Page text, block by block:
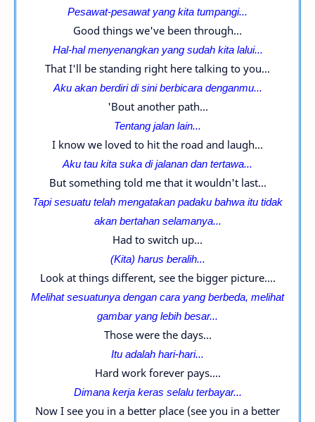
Pesawat-pesawat yang kita tumpangi...
Good things we've been through...
Hal-hal menyenangkan yang sudah kita lalui...
That I'll be standing right here talking to you...
Aku akan berdiri di sini berbicara denganmu...
'Bout another path...
Tentang jalan lain...
I know we loved to hit the road and laugh...
Aku tau kita suka di jalanan dan tertawa...
But something told me that it wouldn't last...
Tapi sesuatu telah mengatakan padaku bahwa itu tidak
akan bertahan selamanya...
Had to switch up...
(Kita) harus beralih...
Look at things different, see the bigger picture....
Melihat sesuatunya dengan cara yang berbeda, melihat
gambar yang lebih besar...
Those were the days...
Itu adalah hari-hari...
Hard work forever pays....
Dimana kerja keras selalu terbayar...
Now I see you in a better place (see you in a better